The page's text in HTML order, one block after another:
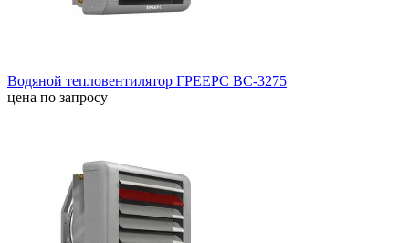
Водяной тепловентилятор ГРЕЕРС ВС-3275
цена по запросу